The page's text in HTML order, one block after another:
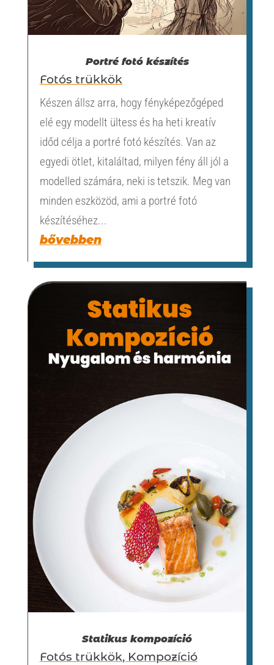
Portré fotó készítés
Fotós trükkök
Készen állsz arra, hogy fényképezőgéped
elé egy modellt ültess és ha heti kreatív
időd célja a portré fotó készítés. Van az
egyedi ötlet, kitaláltad, milyen fény áll jól a
modelled számára, neki is tetszik. Meg van
minden eszközöd, ami a portré fotó
készítéséhez...
bővebben
Statikus kompozíció
Fotós trükkök, Kompozíció